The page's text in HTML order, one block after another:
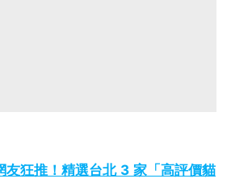
友狂推！精選台北 3 家「高評價貓